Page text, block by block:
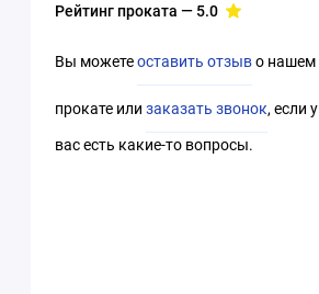
Рейтинг проката — 5.0
Вы можетеоставить отзыво нашем
прокате илизаказать звонок, если у
вас есть какие-то вопросы.